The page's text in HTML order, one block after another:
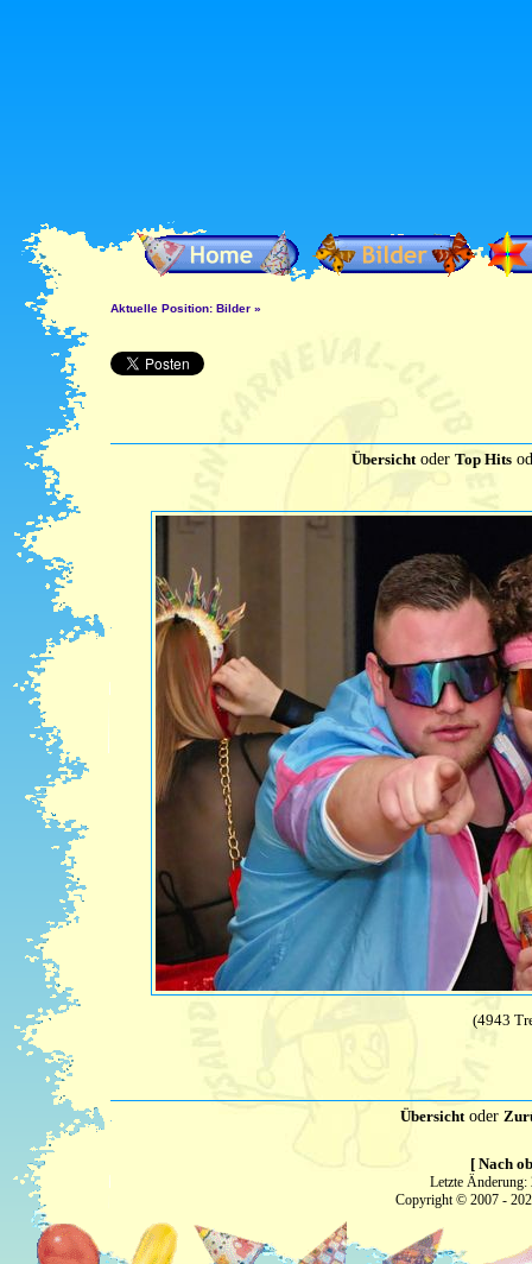
Aktuelle Position: Bilder »
ÜbersichtoderTop Hits
(4943
Übersichtoder
[ Nach
Letzte
Copyright © 2007 -